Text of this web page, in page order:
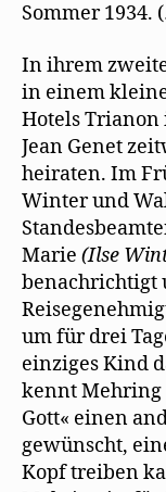
Sommer 1934.
In ihrem
in einem
Hotels Trianon
Jean Genet
heiraten. Im
Winter und
Marie (Ilse
benachrichtigt
um für drei
einziges Kind
kennt Mehring
Gott« einen
gewünscht,
Kopf treiben